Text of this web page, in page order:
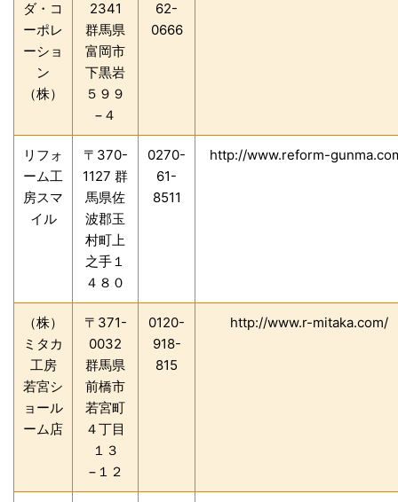
ダ・コ
ーポレ
ーショ
ン
（株）
2341
群馬県
富岡市
下黒岩
５９９
−４
62-
0666
リフォ
ーム工
房スマ
イル
〒370-
1127 群
馬県佐
波郡玉
村町上
之手１
４８０
0270-
61-
8511
http://www.reform-
（株）
ミタカ
工房
若宮シ
ョール
ーム店
〒371-
0032
群馬県
前橋市
若宮町
４丁目
１３
−１２
0120-
918-
815
http://www.r-mitaka.com/